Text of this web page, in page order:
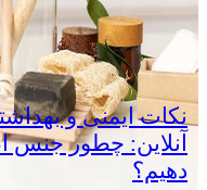
نکات ایمنی و
آنلاین: چطور جنس
دهیم؟